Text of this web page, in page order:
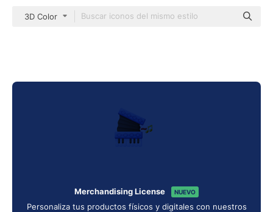
3D Color
Merchandising License NUEVO
Personaliza tus productos físicos y digitales con nuestros